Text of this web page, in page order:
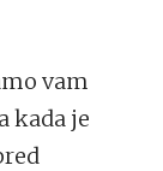
vam
kada je